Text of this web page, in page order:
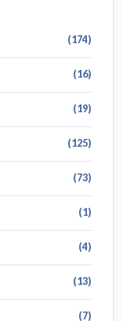
(174)
(16)
(19)
(125)
(73)
(1)
(4)
(13)
(7)